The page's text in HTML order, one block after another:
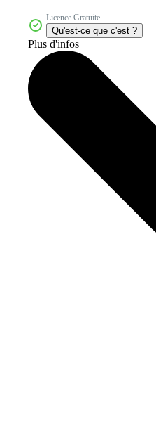
Licence Gratuite
Qu'est-ce que c'est ?
Plus d'infos